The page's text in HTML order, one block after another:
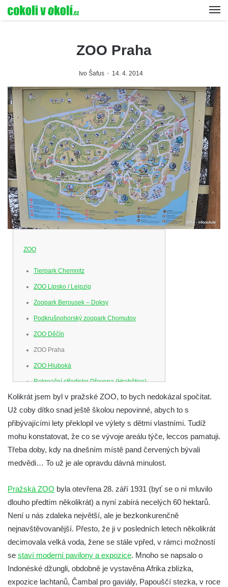
ZOO Praha
Ivo Šafus 14. 4. 2014
ZOO
Tierpark Chemnitz
ZOO Lipsko / Leipzig
Zoopark Berousek – Doksy
Podkrušnohorský zoopark Chomutov
ZOO Děčín
ZOO Praha
ZOO Hluboká
Rekreační středisko Dřevona (Hrabětice) –
miniZOO
ZOO Drážďany / Dresden
Kolikrát jsem byl v pražské ZOO, to bych nedokázal spočítat.
Už coby dítko snad ještě školou nepovinné, abych to s
přibývajícími lety překlopil ve výlety s dětmi vlastními. Tudíž
mohu konstatovat, že co se vývoje areálu týče, leccos pamatuji.
Třeba doby, kdy na dnešním místě pand červených bývali
medvědi… To už je ale opravdu dávná minulost.
Pražská ZOO byla otevřena 28. září 1931 (byť se o ní mluvilo
dlouho předtím několikrát) a nyní zabírá necelých 60 hektarů.
Není u nás zdaleka největší, ale je bezkonkurenčně
nejnavštěvovanější. Přesto, že ji v posledních letech několikrát
decimovala velká voda, žene se stále vpřed, v rámci možností
se staví moderní pavilony a expozice. Mnoho se napsalo o
Indonéské džungli, obdobně je vystavěna Afrika zblízka,
expozice lachtanů, Čambal pro gaviály, Papouščí stezka, v roce